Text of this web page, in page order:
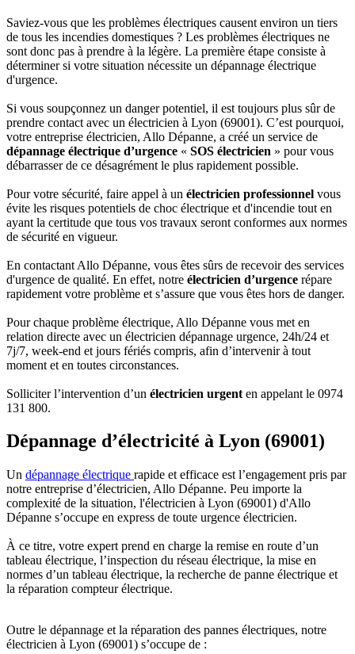
Saviez-vous que les problèmes électriques causent environ un tiers
de tous les incendies domestiques ? Les problèmes électriques ne
sont donc pas à prendre à la légère. La première étape consiste à
déterminer si votre situation nécessite un dépannage électrique
d'urgence.
Si vous soupçonnez un danger potentiel, il est toujours plus sûr de
prendre contact avec un électricien à Lyon (69001). C’est pourquoi,
votre entreprise électricien, Allo Dépanne, a créé un service de
dépannage électrique d’urgence « SOS électricien » pour vous
débarrasser de ce désagrément le plus rapidement possible.
Pour votre sécurité, faire appel à un électricien professionnel vous
évite les risques potentiels de choc électrique et d'incendie tout en
ayant la certitude que tous vos travaux seront conformes aux normes
de sécurité en vigueur.
En contactant Allo Dépanne, vous êtes sûrs de recevoir des services
d'urgence de qualité. En effet, notre électricien d’urgence répare
rapidement votre problème et s’assure que vous êtes hors de danger.
Pour chaque problème électrique, Allo Dépanne vous met en
relation directe avec un électricien dépannage urgence, 24h/24 et
7j/7, week-end et jours fériés compris, afin d’intervenir à tout
moment et en toutes circonstances.
Solliciter l’intervention d’un électricien urgent en appelant le 0974
131 800.
Dépannage d’électricité à Lyon (69001)
Un dépannage électrique rapide et efficace est l’engagement pris par
notre entreprise d’électricien, Allo Dépanne. Peu importe la
complexité de la situation, l'électricien à Lyon (69001) d'Allo
Dépanne s’occupe en express de toute urgence électricien.
À ce titre, votre expert prend en charge la remise en route d’un
tableau électrique, l’inspection du réseau électrique, la mise en
normes d’un tableau électrique, la recherche de panne électrique et
la réparation compteur électrique.
Outre le dépannage et la réparation des pannes électriques, notre
électricien à Lyon (69001) s’occupe de :